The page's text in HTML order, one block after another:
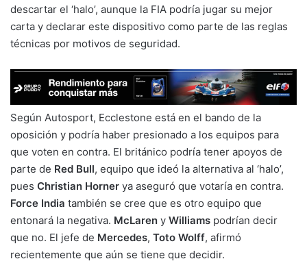
descartar el ‘halo’, aunque la FIA podría jugar su mejor
carta y declarar este dispositivo como parte de las reglas
técnicas por motivos de seguridad.
Según Autosport, Ecclestone está en el bando de la
oposición y podría haber presionado a los equipos para
que voten en contra. El británico podría tener apoyos de
parte de Red Bull, equipo que ideó la alternativa al ‘halo’,
pues Christian Horner ya aseguró que votaría en contra.
Force India también se cree que es otro equipo que
entonará la negativa. McLaren y Williams podrían decir
que no. El jefe de Mercedes, Toto Wolff, afirmó
recientemente que aún se tiene que decidir.